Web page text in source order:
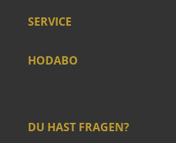
SERVICE
HODABO
DU HAST FRAGEN?